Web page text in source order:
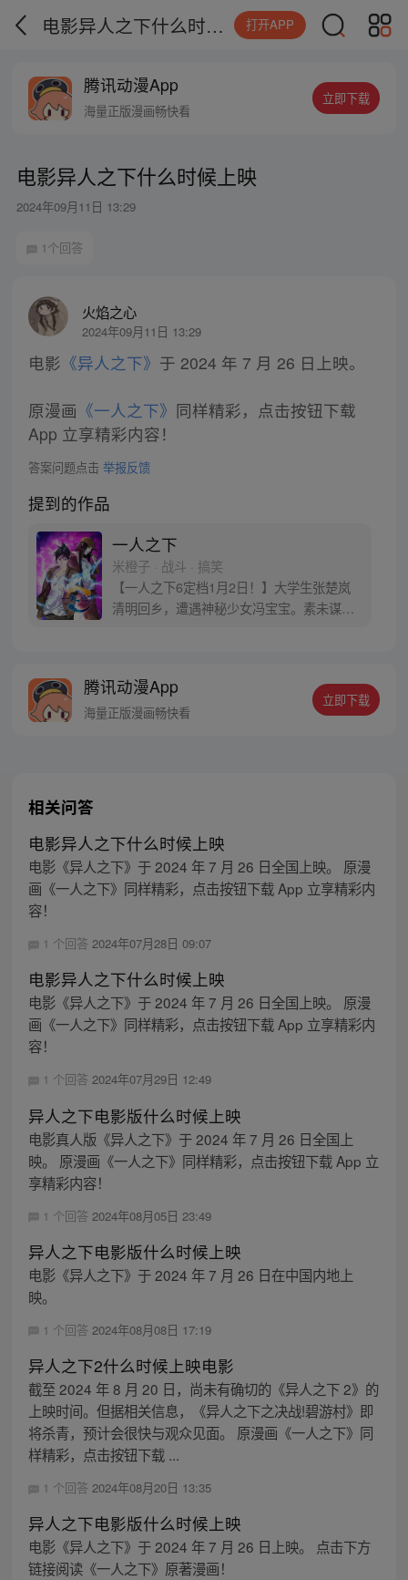
电影异人之下什么时候上映 打开APP
腾讯动漫App
海量正版漫画畅快看
立即下载
电影异人之下什么时候上映
2024年09月11日 13:29
1个回答
火焰之心
2024年09月11日 13:29
电影 《异人之下》 于 2024 年 7 月 26 日上映。
原漫画 《一人之下》 同样精彩，点击按钮下载
App 立享精彩内容！
答案问题点击 举报反馈
提到的作品
一人之下
米橙子 · 战斗 · 搞笑
【一人之下6定档1月2日！】大学生张楚岚
清明回乡，遭遇神秘少女冯宝宝。素未谋面
密，张楚岚的生活被彻底颠覆，与冯宝宝一
同踏上“异人”之旅。
腾讯动漫App
海量正版漫画畅快看
立即下载
相关问答
电影异人之下什么时候上映
电影《异人之下》于 2024 年 7 月 26 日全国上映。 原漫
画《一人之下》同样精彩，点击按钮下载 App 立享精彩内
容！
1 个回答 2024年07月28日 09:07
电影异人之下什么时候上映
电影《异人之下》于 2024 年 7 月 26 日全国上映。 原漫
画《一人之下》同样精彩，点击按钮下载 App 立享精彩内
容！
1 个回答 2024年07月29日 12:49
异人之下电影版什么时候上映
电影真人版《异人之下》于 2024 年 7 月 26 日全国上
映。 原漫画《一人之下》同样精彩，点击按钮下载 App 立
享精彩内容！
1 个回答 2024年08月05日 23:49
异人之下电影版什么时候上映
电影《异人之下》于 2024 年 7 月 26 日在中国内地上
映。
1 个回答 2024年08月08日 17:19
异人之下2什么时候上映电影
截至 2024 年 8 月 20 日，尚未有确切的《异人之下 2》的
上映时间。但据相关信息，《异人之下之决战!碧游村》即
将杀青，预计会很快与观众见面。 原漫画《一人之下》同
样精彩，点击按钮下载 ...
1 个回答 2024年08月20日 13:35
异人之下电影版什么时候上映
电影《异人之下》于 2024 年 7 月 26 日上映。 点击下方
链接阅读《一人之下》原著漫画！